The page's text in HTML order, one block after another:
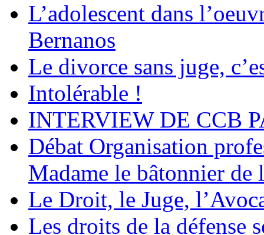
L’adolescent dans
Bernanos
Le divorce sans juge,
Intolérable !
INTERVIEW DE CCB
Débat Organisation
Madame le bâtonnier de
Le Droit, le Juge,
Les droits de la défense